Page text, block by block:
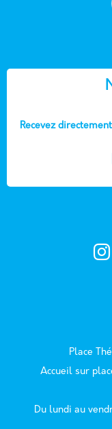
Recevez
Place
Accueil sur
Du lundi au